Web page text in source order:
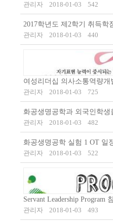
관리자
2018-01-03 542
2017학년도 제2학기 취득학
관리자
2018-01-03 440
여성리더십 의사소통역량개
관리자
2018-01-03 725
화공생명공학과 외국인학생
관리자
2018-01-03 482
화공생명공학 실험 1 OT 일
관리자
2018-01-03 522
Servant Leadership Program
관리자
2018-01-03 493